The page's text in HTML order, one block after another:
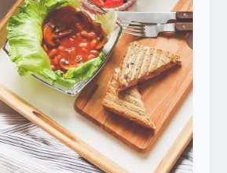
est fortement
les réseaux sociaux. Pourtant,
décennies, ces réseaux
pas.